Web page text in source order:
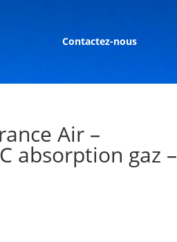
Contactez-nous
Air –
absorption gaz –